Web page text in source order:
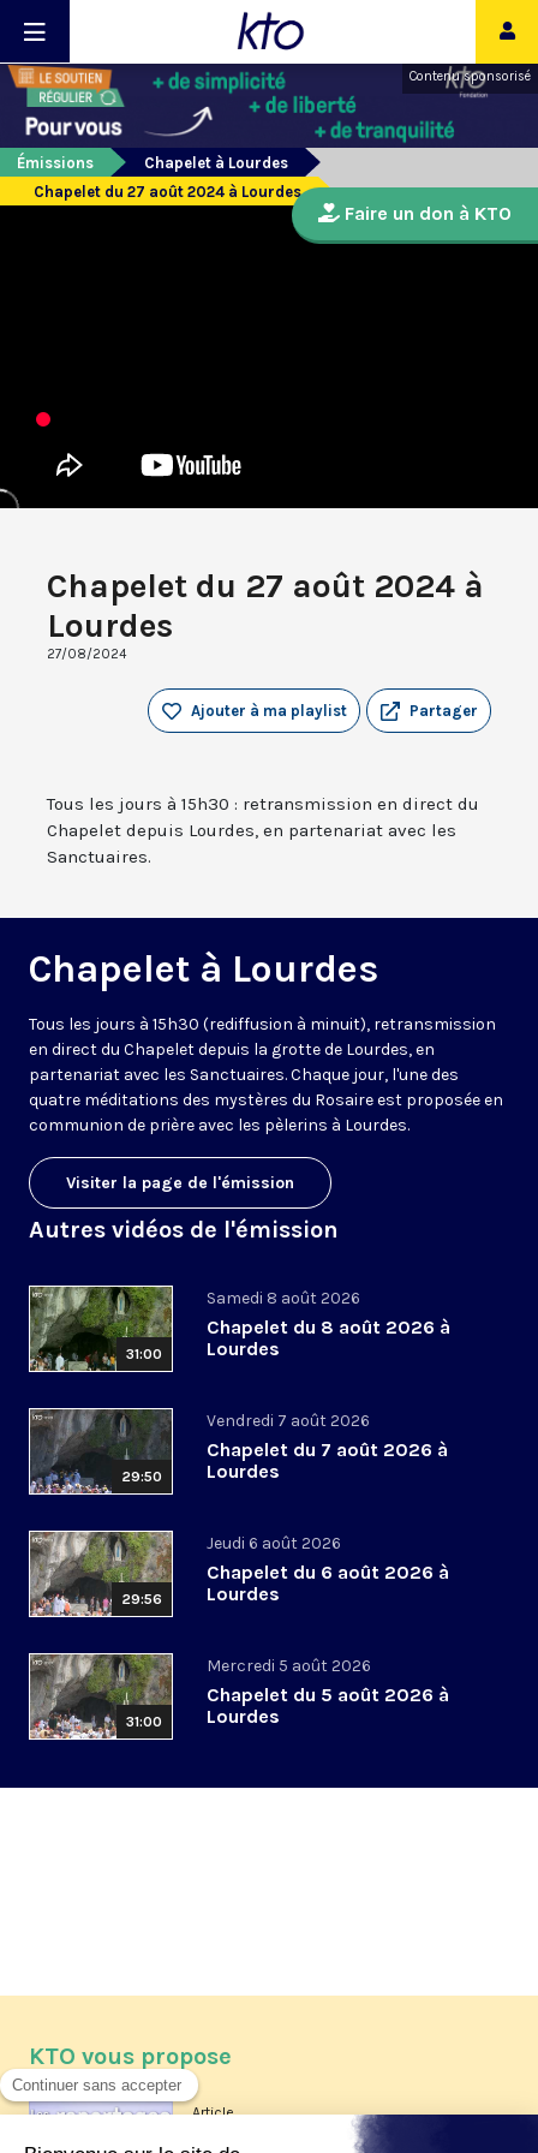
Contenu sponsorisé
Émissions
Chapelet à Lourdes
Chapelet du 27 août 2024 à Lourdes
Chapelet du 27 août 2024 à
Lourdes
27/08/2024
Partager
Ajouter à ma playlist
Tous les jours à 15h30 : retransmission en direct du
Chapelet depuis Lourdes, en partenariat avec les
Sanctuaires.
Chapelet à Lourdes
Tous les jours à 15h30 (rediffusion à minuit), retransmission
en direct du Chapelet depuis la grotte de Lourdes, en
partenariat avec les Sanctuaires. Chaque jour, l'une des
quatre méditations des mystères du Rosaire est proposée en
communion de prière avec les pèlerins à Lourdes.
Visiter la page de l'émission
Autres vidéos de l'émission
31:00
Samedi 8 août 2026
Chapelet du 8 août 2026 à
Lourdes
29:50
Vendredi 7 août 2026
Chapelet du 7 août 2026 à
Lourdes
29:56
Jeudi 6 août 2026
Chapelet du 6 août 2026 à
Lourdes
31:00
Mercredi 5 août 2026
Chapelet du 5 août 2026 à
Lourdes
Faire un don à KTO
KTO vous propose
Article
Les reportages d'été 2026 de KTO